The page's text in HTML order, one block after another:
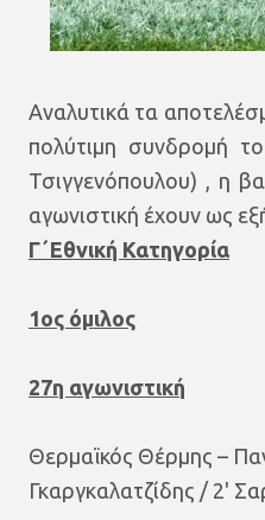
Αναλυτικά τα
πολύτιμη συνδρομή
Τσιγγενόπουλου) , η
αγωνιστική έχουν ως
Γ΄Εθνική Κατηγορία
1ος όμιλος
27η αγωνιστική
Θερμαϊκός Θέρμης –
Γκαργκαλατζίδης / 2'